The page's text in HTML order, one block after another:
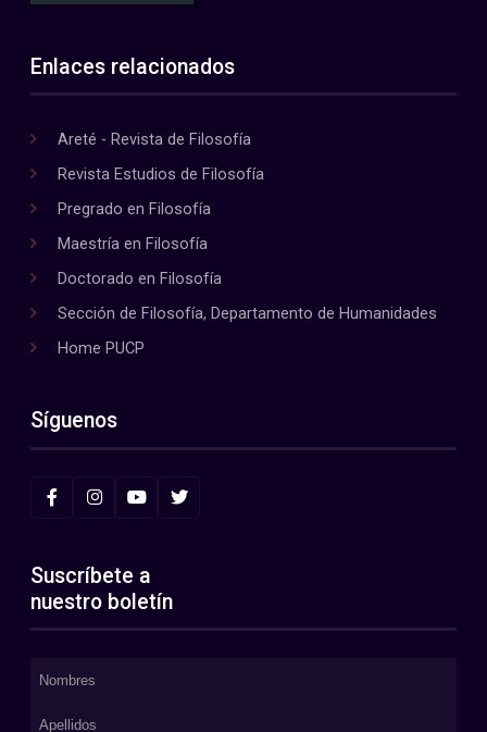
Enlaces relacionados
Areté - Revista de Filosofía
Revista Estudios de Filosofía
Pregrado en Filosofía
Maestría en Filosofía
Doctorado en Filosofía
Sección de Filosofía, Departamento de Humanidades
Home PUCP
Síguenos
Suscríbete a
nuestro boletín